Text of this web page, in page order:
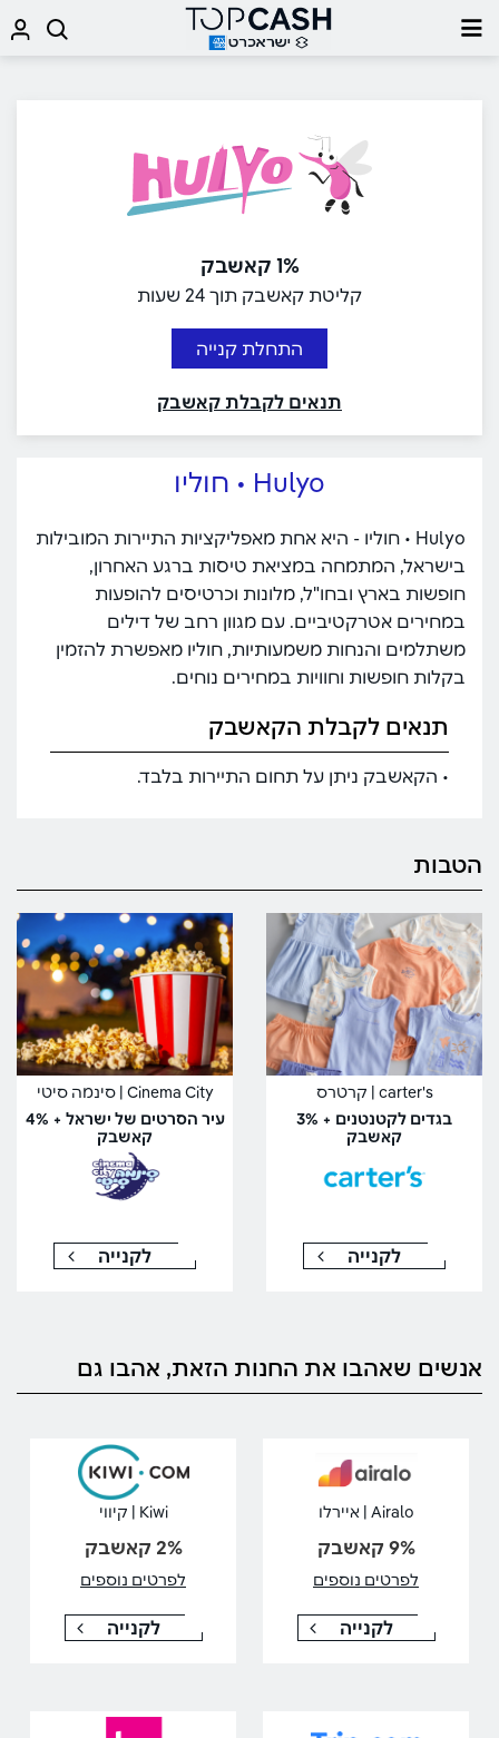
1% קאשבק
קליטת קאשבק תוך 24 שעות
התחלת קנייה
תנאים לקבלת קאשבק
Hulyo • חוליו
Hulyo • חוליו - היא אחת מאפליקציות התיירות המובילות
בישראל, המתמחה במציאת טיסות ברגע האחרון,
חופשות בארץ ובחו"ל, מלונות וכרטיסים להופעות
במחירים אטרקטיביים. עם מגוון רחב של דילים
משתלמים והנחות משמעותיות, חוליו מאפשרת להזמין
בקלות חופשות וחוויות במחירים נוחים.
תנאים לקבלת הקאשבק
• הקאשבק ניתן על תחום התיירות בלבד.
הטבות
carter's | קרטרס
בגדים לקטנטנים + 3%
קאשבק
לקנייה
Cinema City | סינמה סיטי
עיר הסרטים של ישראל + 4%
קאשבק
לקנייה
אנשים שאהבו את החנות הזאת, אהבו גם
Airalo | איירלו
9% קאשבק
לפרטים נוספים
לקנייה
Kiwi | קיווי
2% קאשבק
לפרטים נוספים
לקנייה